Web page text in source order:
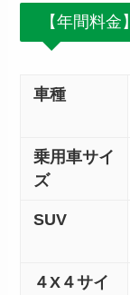
【年間料金】
車種
乗用車サイ
ズ
SUV
４X４サイ